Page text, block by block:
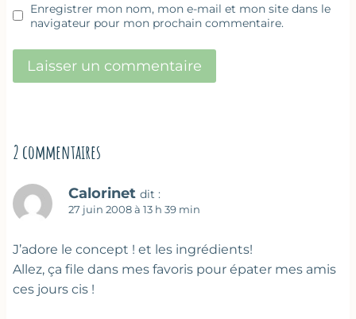
Enregistrer mon nom, mon e-mail et mon site dans le
navigateur pour mon prochain commentaire.
2 commentaires
Calorinet dit :
27 juin 2008 à 13 h 39 min
J’adore le concept ! et les ingrédients!
Allez, ça file dans mes favoris pour épater mes amis
ces jours cis !